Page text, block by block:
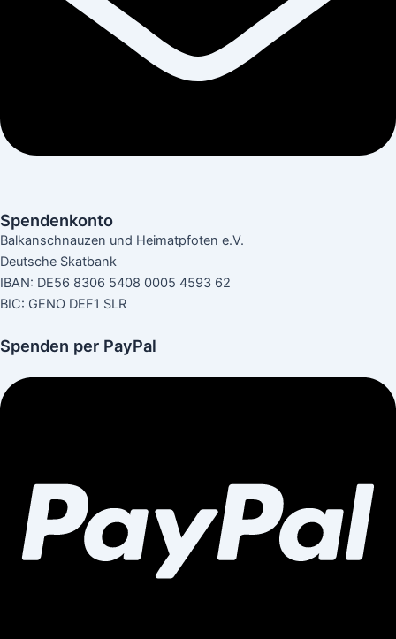
Spendenkonto
Balkanschnauzen und Heimatpfoten e.V.
Deutsche Skatbank
IBAN: DE56 8306 5408 0005 4593 62
BIC: GENO DEF1 SLR
Spenden per PayPal